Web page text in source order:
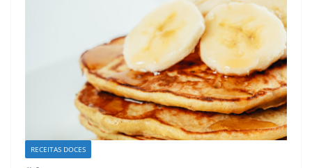
RECEITAS DOCES